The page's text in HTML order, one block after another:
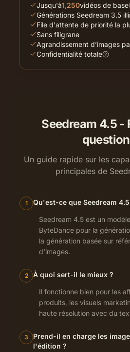
Jusqu'à1,250vidéos de base
Générations Seedream 3.5
File d'attente de priorité la
Sans filigrane
Agrandissement d’images
Confidentialité totale
Seedream 4.5 -
Un guide rapide sur les
principales de
1 Qu'est-ce que Seedream 4.5
Seedream 4.5 est un
ByteDance pour la
la génération basée sur
d'images.
2 À quoi sert-il le mieux ?
Il fonctionne bien pour les
produits, les visuels
haute résolution avec du
3
Prend-il en charge les
l'édition ?